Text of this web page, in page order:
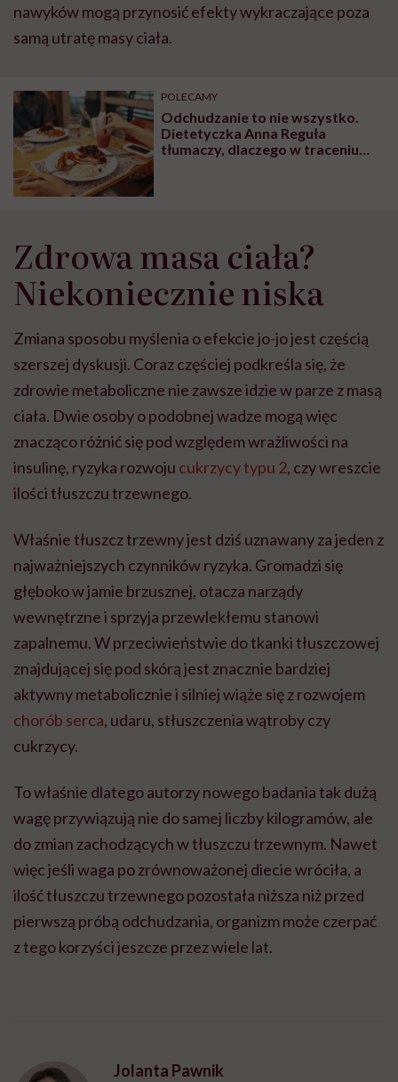
nawyków mogą przynosić efekty wykraczające poza
samą utratę masy ciała.
POLECAMY
Odchudzanie to nie wszystko.
Dietetyczka Anna Reguła
tłumaczy, dlaczego w traceniu
Zdrowa masa ciała?
Niekoniecznie niska
Zmiana sposobu myślenia o efekcie jo-jo jest częścią
szerszej dyskusji. Coraz częściej podkreśla się, że
zdrowie metaboliczne nie zawsze idzie w parze z masą
ciała. Dwie osoby o podobnej wadze mogą więc
znacząco różnić się pod względem wrażliwości na
insulinę, ryzyka rozwoju cukrzycy typu 2, czy wreszcie
ilości tłuszczu trzewnego.
Właśnie tłuszcz trzewny jest dziś uznawany za jeden z
najważniejszych czynników ryzyka. Gromadzi się
głęboko w jamie brzusznej, otacza narządy
wewnętrzne i sprzyja przewlekłemu stanowi
zapalnemu. W przeciwieństwie do tkanki tłuszczowej
znajdującej się pod skórą jest znacznie bardziej
aktywny metabolicznie i silniej wiąże się z rozwojem
chorób serca, udaru, stłuszczenia wątroby czy
cukrzycy.
To właśnie dlatego autorzy nowego badania tak dużą
wagę przywiązują nie do samej liczby kilogramów, ale
do zmian zachodzących w tłuszczu trzewnym. Nawet
więc jeśli waga po zrównoważonej diecie wróciła, a
ilość tłuszczu trzewnego pozostała niższa niż przed
pierwszą próbą odchudzania, organizm może czerpać
z tego korzyści jeszcze przez wiele lat.
Jolanta Pawnik